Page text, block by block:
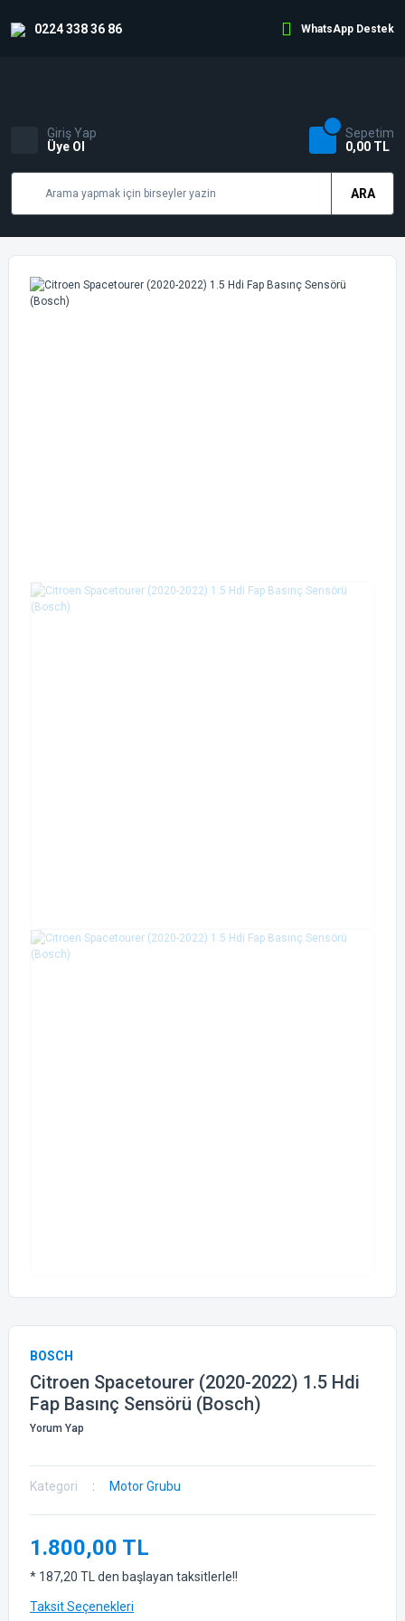
0224 338 36 86 WhatsApp Destek
ARA
Giriş Yap
Üye Ol
Sepetim
0,00 TL
BOSCH
Citroen Spacetourer (2020-2022) 1.5 Hdi
Fap Basınç Sensörü (Bosch)
Yorum Yap
Kategori Motor Grubu
1.800,00 TL
* 187,20 TL den başlayan taksitlerle!!
Taksit Seçenekleri